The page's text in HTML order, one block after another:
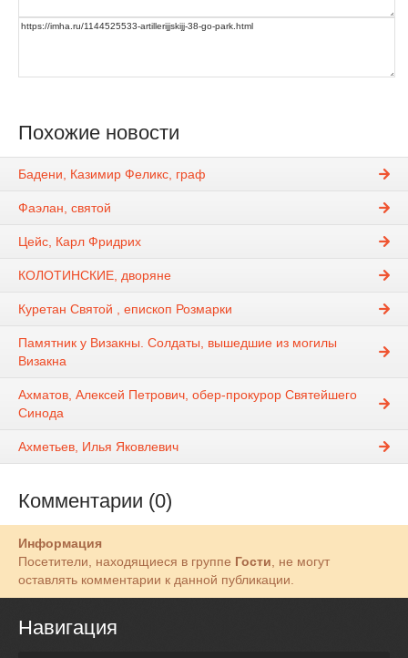
Похожие новости
Бадени, Казимир Феликс, граф
Фаэлан, святой
Цейс, Карл Фридрих
КОЛОТИНСКИЕ, дворяне
Куретан Святой , епископ Розмарки
Памятник у Визакны. Солдаты, вышедшие из могилы
Визакна
Ахматов, Алексей Петрович, обер-прокурор Святейшего
Синода
Ахметьев, Илья Яковлевич
Комментарии (0)
Информация
Посетители, находящиеся в группе Гости , не могут
оставлять комментарии к данной публикации.
Навигация